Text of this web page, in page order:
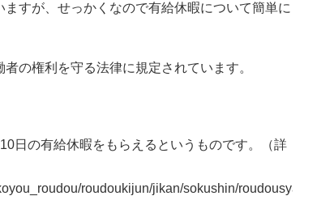
すが、せっかくなので有給休暇について簡単に
の権利を守る法律に規定されています。
日の有給休暇をもらえるというものです。（詳
roudoukijun/jikan/sokushin/roudousya.html）